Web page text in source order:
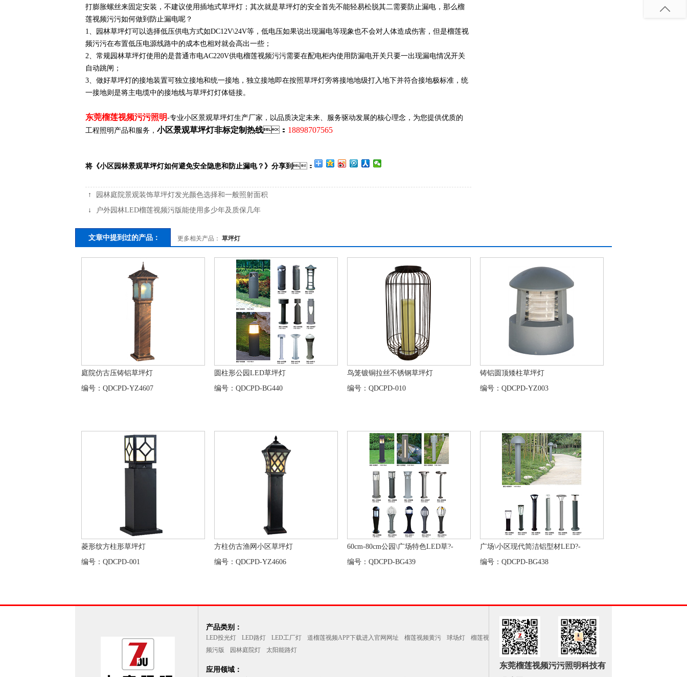
打膨胀螺丝来固定安装，不建议使用插地式草坪灯；其次就是草坪灯的安全首先不能轻易松脱其二需要防止漏电，那么榴
莲视频污污如何做到防止漏电呢？
1、园林草坪灯可以选择低压供电方式如DC12V\24V等，低电压如果说出现漏电等现象也不会对人体造成伤害，但是榴莲视
频污污在布置低压电源线路中的成本也相对就会高出一些；
2、常规园林草坪灯使用的是普通市电AC220V供电榴莲视频污污需要在配电柜内使用防漏电开关只要一出现漏电情况开关
自动跳闸；
3、做好草坪灯的接地装置可独立接地和统一接地，独立接地即在按照草坪灯旁将接地地级打入地下并符合接地极标准，统
一接地则是将主电缆中的接地线与草坪灯灯体链接。
东莞榴莲视频污污照明-专业小区景观草坪灯生产厂家，以品质决定未来、服务驱动发展的核心理念，为您提供优质的
工程照明产品和服务， 小区景观草坪灯非标定制热线： 18898707565
将《小区园林景观草坪灯如何避免安全隐患和防止漏电？》分享到 ：
↑
园林庭院景观装饰草坪灯发光颜色选择和一般照射面积
↓
户外园林LED榴莲视频污版能使用多少年及质保几年
文章中提到过的产品： 更多相关产品： 草坪灯
庭院仿古压铸铝草坪灯
编号：QDCPD-YZ4607
圆柱形公园LED草坪灯
编号：QDCPD-BG440
鸟笼镀铜拉丝不锈钢草坪灯
编号：QDCPD-010
铸铝圆顶矮柱草坪灯
编号：QDCPD-YZ003
菱形纹方柱形草坪灯
编号：QDCPD-001
方柱仿古渔网小区草坪灯
编号：QDCPD-YZ4606
60cm-80cm公园\广场特色LED草?-
编号：QDCPD-BG439
广场\小区现代简洁铝型材LED?-
编号：QDCPD-BG438
产品类别：
LED投光灯 LED路灯 LED工厂灯 道榴莲视频APP下载进入官网网址 榴莲视频黄污 球场灯
榴莲视
频污版
园林庭院灯 太阳能路灯
应用领域：
东莞榴莲视频污污照明科技有